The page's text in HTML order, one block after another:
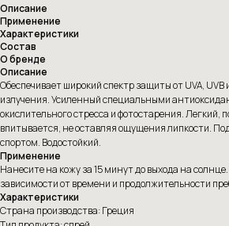
Описание
Применение
Характеристики
Состав
О бренде
Описание
Обеспечивает широкий спектр защиты от UVA,
излучения. Усиленный специальными
окислительного стресса и фотостарения. Легкий,
впитывается, не оставляя ощущения липкости.
спортом. Водостойкий.
Применение
Нанесите на кожу за 15 минут до выхода на
зависимости от времени и продолжительности
Характеристики
Страна производства: Греция